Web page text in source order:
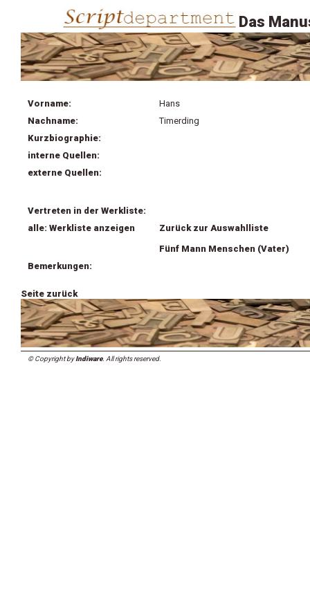
Das
Vorname:
Hans
Nachname:
Timerding
Kurzbiographie:
interne Quellen:
externe Quellen:
Vertreten in der Werkliste:
alle: Werkliste anzeigen
Zurück zur Auswahlliste
Fünf Mann Menschen (Vater)
Bemerkungen:
Seite zurück
© Copyright byIndiware. All rights reserved.